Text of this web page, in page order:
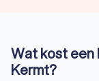
Wat kost een
Kermt?